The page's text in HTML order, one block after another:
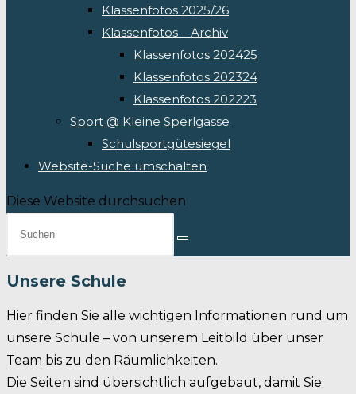
Klassenfotos 2025/26
Klassenfotos – Archiv
Klassenfotos 202425
Klassenfotos 202324
Klassenfotos 202223
Sport @ Kleine Sperlgasse
Schulsportgütesiegel
Website-Suche umschalten
Diese Website durchsuchen
Unsere Schule
Hier finden Sie alle wichtigen Informationen rund um
unsere Schule – von unserem Leitbild über unser
Team bis zu den Räumlichkeiten.
Die Seiten sind übersichtlich aufgebaut, damit Sie